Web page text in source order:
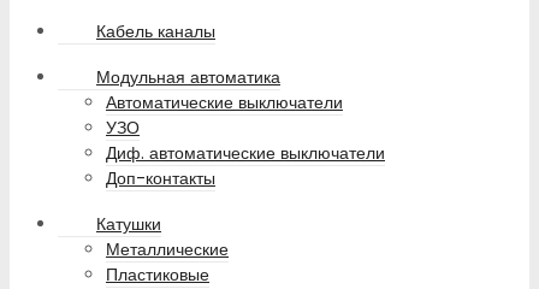
Кабель каналы
Модульная автоматика
Автоматические выключатели
УЗО
Диф. автоматические выключатели
Доп-контакты
Катушки
Металлические
Пластиковые